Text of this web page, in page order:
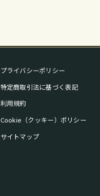
プライバシーポリシー
特定商取引法に基づく表記
利用規約
Cookie（クッキー）ポリシー
サイトマップ